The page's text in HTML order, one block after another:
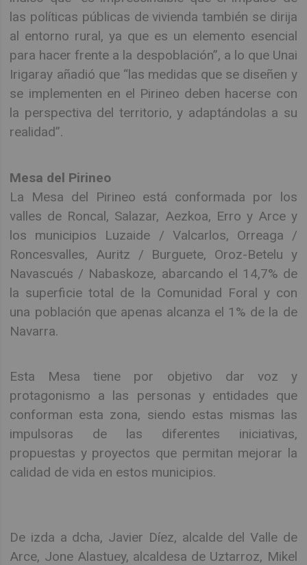
las políticas públicas de vivienda también se dirija
al entorno rural, ya que es un elemento esencial
para hacer frente a la despoblación”, a lo que Unai
Irigaray añadió que “las medidas que se diseñen y
se implementen en el Pirineo deben hacerse con
la perspectiva del territorio, y adaptándolas a su
realidad”.
Mesa del Pirineo
La Mesa del Pirineo está conformada por los
valles de Roncal, Salazar, Aezkoa, Erro y Arce y
los municipios Luzaide / Valcarlos, Orreaga /
Roncesvalles, Auritz / Burguete, Oroz-Betelu y
Navascués / Nabaskoze, abarcando el 14,7% de
la superficie total de la Comunidad Foral y con
una población que apenas alcanza el 1% de la de
Navarra.
Esta Mesa tiene por objetivo dar voz y
protagonismo a las personas y entidades que
conforman esta zona, siendo estas mismas las
impulsoras de las diferentes iniciativas,
propuestas y proyectos que permitan mejorar la
calidad de vida en estos municipios.
De izda a dcha, Javier Díez, alcalde del Valle de
Arce, Jone Alastuey, alcaldesa de Uztarroz, Mikel